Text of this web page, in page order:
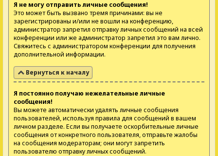
Я не могу отправить личные сообщения!
Это может быть вызвано тремя причинами: вы не
зарегистрированы и/или не вошли на конференцию,
администратор запретил отправку личных сообщений на всей
конференции или же администратор запретил это вам лично.
Свяжитесь с администратором конференции для получения
дополнительной информации.
Вернуться к началу
Я постоянно получаю нежелательные личные
сообщения!
Вы можете автоматически удалять личные сообщения
пользователей, используя правила для сообщений в вашем
личном разделе. Если вы получаете оскорбительные личные
сообщения от конкретного пользователя, отправьте жалобы
на сообщения модераторам; они могут запретить
пользователю отправку личных сообщений.